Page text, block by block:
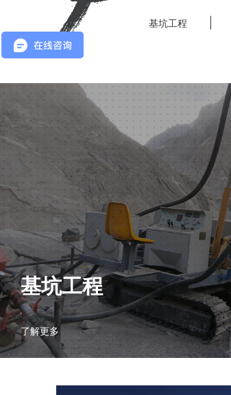
基坑工程
基坑工程
了解更多